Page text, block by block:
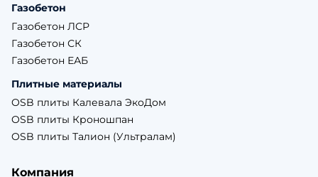
Газобетон
Газобетон ЛСР
Газобетон СК
Газобетон ЕАБ
Плитные материалы
OSB плиты Калевала ЭкоДом
OSB плиты Кроношпан
OSB плиты Талион (Ультралам)
Компания